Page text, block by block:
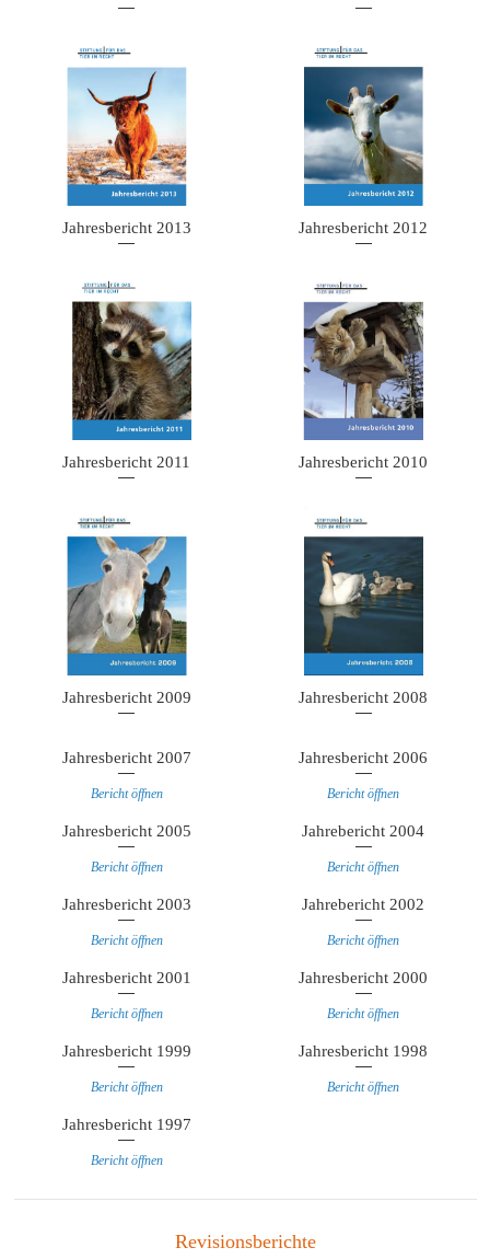
Jahresbericht 2013 Jahresbericht 2012
Jahresbericht 2011 Jahresbericht 2010
Jahresbericht 2009 Jahresbericht 2008
Jahresbericht 2007
Bericht öffnen
Jahresbericht 2006
Bericht öffnen
Jahresbericht 2005
Bericht öffnen
Jahrebericht 2004
Bericht öffnen
Jahresbericht 2003
Bericht öffnen
Jahrebericht 2002
Bericht öffnen
Jahresbericht 2001
Bericht öffnen
Jahresbericht 2000
Bericht öffnen
Jahresbericht 1999
Bericht öffnen
Jahresbericht 1998
Bericht öffnen
Jahresbericht 1997
Bericht öffnen
Revisionsberichte